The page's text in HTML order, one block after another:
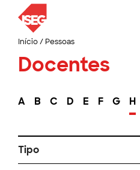
Início/ Pessoas
Docentes
A B C D E F G H
Tipo